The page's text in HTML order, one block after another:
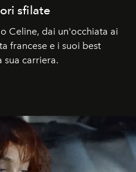
sfilate
Celine, dai un'occhiata ai
francese e i suoi best
sua carriera.